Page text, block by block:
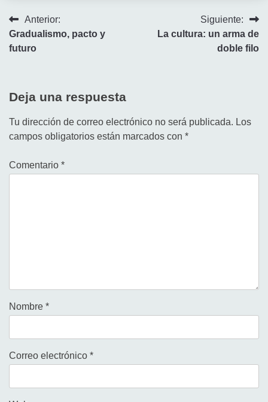
Navegación
de
Anterior:
Gradualismo, pacto y
futuro
Siguiente:
La cultura: un arma de
doble filo
Deja una respuesta
Tu dirección de correo electrónico no será publicada. Los
campos obligatorios están marcados con *
Comentario *
Nombre *
Correo electrónico *